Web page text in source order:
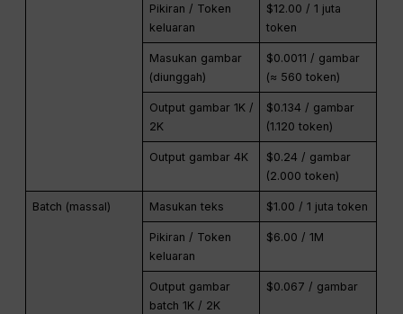
Pikiran / Token
keluaran
$12.00 / 1 juta
token
Masukan gambar
(diunggah)
$0.0011 / gambar
(≈ 560 token)
Output gambar 1K /
2K
$0.134 / gambar
(1.120 token)
Output gambar 4K
$0.24 / gambar
(2.000 token)
Batch (massal) Masukan teks $1.00 / 1 juta token
Pikiran / Token
keluaran
$6.00 / 1M
Output gambar
batch 1K / 2K
$0.067 / gambar